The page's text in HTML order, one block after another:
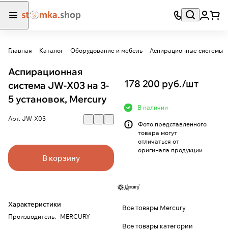
Главная Каталог Оборудование и мебель Аспирационные системы
Аспирационная
система JW-Х03 на 3-
5 установок, Mercury
Арт. JW-Х03
В корзину
Характеристики
Производитель: MERCURY
178 200 руб./шт
В наличии
Фото представленного
товара могут
отличаться от
оригинала продукции
Все товары Mercury
Все товары категории